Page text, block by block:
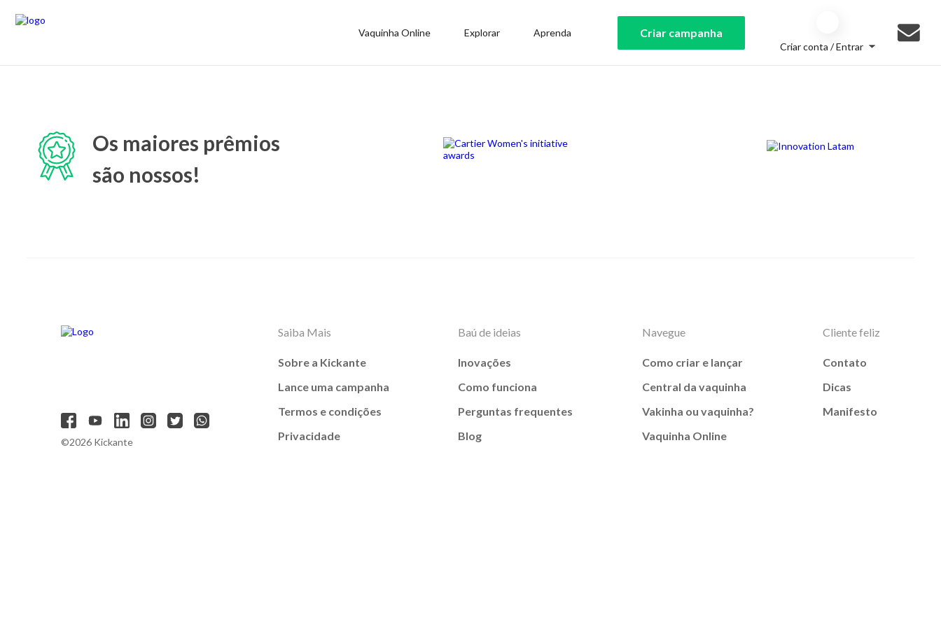
Vaquinha Online Explorar Aprenda Criar campanha
Criar conta / Entrar
Os maiores prêmios
são nossos!
©2026 Kickante
Saiba Mais
Sobre a Kickante
Lance uma campanha
Termos e condições
Privacidade
Baú de ideias
Inovações
Como funciona
Perguntas frequentes
Blog
Navegue
Como criar e lançar
Central da vaquinha
Vakinha ou vaquinha?
Vaquinha Online
Cliente feliz
Contato
Dicas
Manifesto